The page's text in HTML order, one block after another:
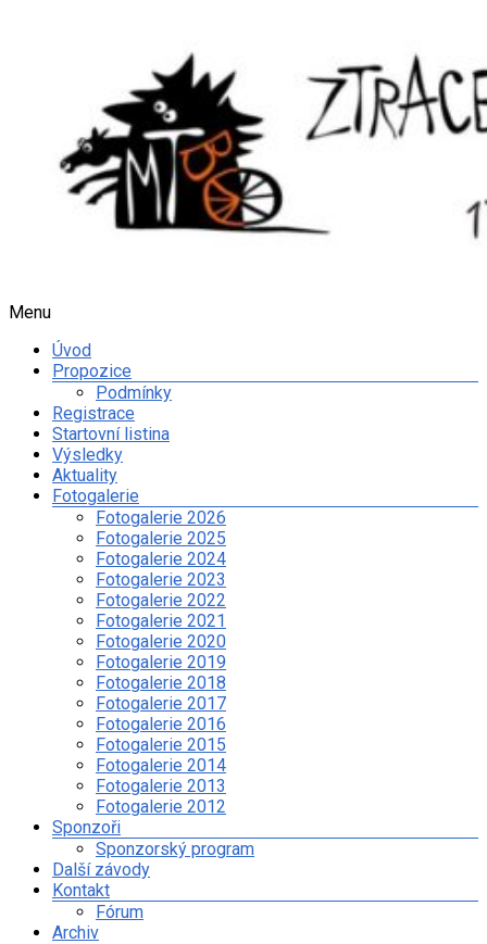
MTBO
Ztracené
kobylky
Web
organizaci
orientačního
závodu
sportovních
aktivitách
Menu
Úvod
Propozice
Podmínky
Registrace
Startovní listina
Výsledky
Aktuality
Fotogalerie
Fotogalerie 2026
Fotogalerie 2025
Fotogalerie 2024
Fotogalerie 2023
Fotogalerie 2022
Fotogalerie 2021
Fotogalerie 2020
Fotogalerie 2019
Fotogalerie 2018
Fotogalerie 2017
Fotogalerie 2016
Fotogalerie 2015
Fotogalerie 2014
Fotogalerie 2013
Fotogalerie 2012
Sponzoři
Sponzorský program
Další závody
Kontakt
Fórum
Archiv